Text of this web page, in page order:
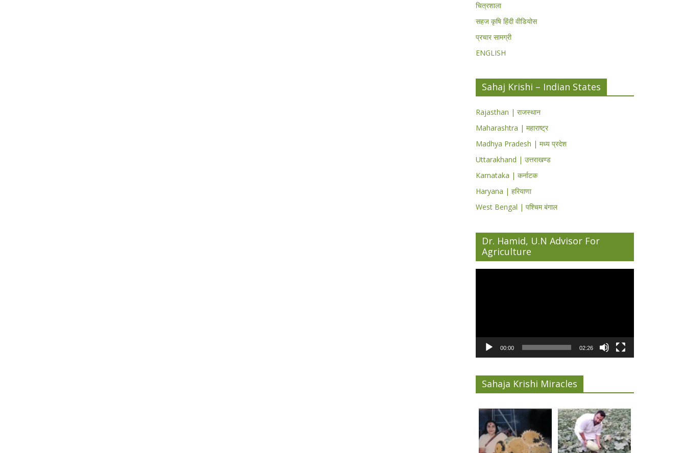
चित्रशाला
सहज कृषि हिंदी वीडियोस
प्रचार सामग्री
ENGLISH
Sahaj Krishi – Indian States
Rajasthan | राजस्थान
Maharashtra | महाराष्ट्र
Madhya Pradesh | मध्य प्रदेश
Uttarakhand | उत्तराखण्ड
Karnataka | कर्नाटक
Haryana | हरियाणा
West Bengal | पश्चिम बंगाल
Dr. Hamid, U.N Advisor For
Agriculture
00:00 02:26
Sahaja Krishi Miracles